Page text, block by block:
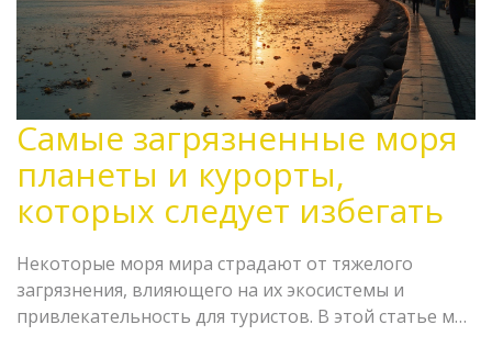
Самые загрязненные моря
планеты и курорты,
которых следует избегать
Некоторые моря мира страдают от тяжелого
загрязнения, влияющего на их экосистемы и
привлекательность для туристов. В этой статье мы